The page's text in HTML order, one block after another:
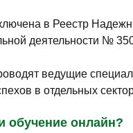
в Реестр
деятельности №
ведущие
в отдельных
обучение онлайн?